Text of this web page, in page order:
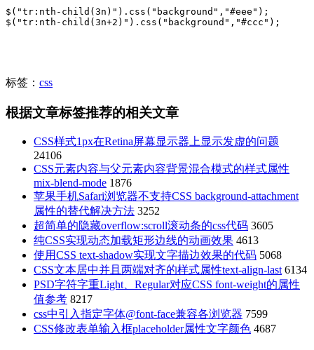
$("tr:nth-child(3n)").css("background","#eee");
标签： css
根据文章标签推荐的相关文章
CSS样式1px在Retina屏幕显示器上显示发虚的问题
24106
CSS元素内容与父元素内容背景混合模式的样式属性
mix-blend-mode 1876
苹果手机Safari浏览器不支持CSS background-attachment
属性的替代解决方法 3252
超简单的隐藏overflow:scroll滚动条的css代码 3605
纯CSS实现动态加载矩形边线的动画效果 4613
使用CSS text-shadow实现文字描边效果的代码 5068
CSS文本居中并且两端对齐的样式属性text-align-last 6134
PSD字符字重Light、Regular对应CSS font-weight的属性
值参考 8217
css中引入指定字体@font-face兼容各浏览器 7599
CSS修改表单输入框placeholder属性文字颜色 4687